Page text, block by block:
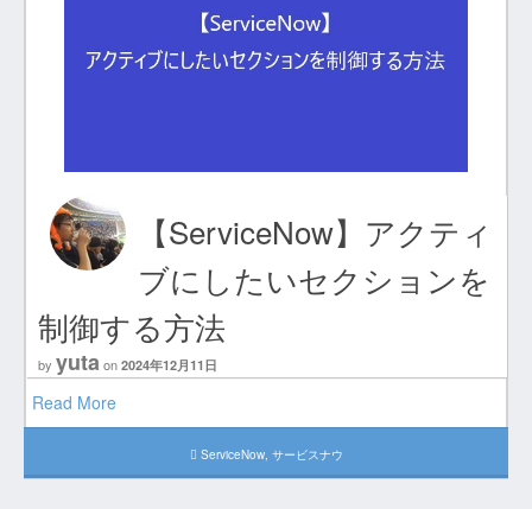
【ServiceNow】アクティ
ブにしたいセクションを
制御する方法
by yuta on 2024年12月11日
Read More
ServiceNow, サービスナウ